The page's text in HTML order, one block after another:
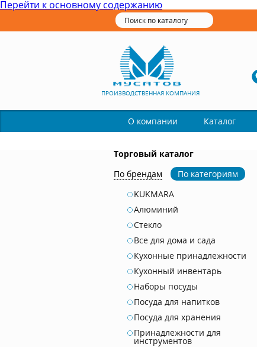
Перейти к основному содержанию
ПРОИЗВОДСТВЕННАЯ КОМПАНИЯ
О компании Каталог
Торговый каталог
По брендам
По категориям
KUKMARA
Алюминий
Стекло
Все для дома и сада
Кухонные принадлежности
Кухонный инвентарь
Наборы посуды
Посуда для напитков
Посуда для хранения
Принадлежности для
инструментов